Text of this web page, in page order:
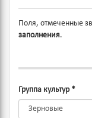
Поля, отмеченные
заполнения.
Группа культур *